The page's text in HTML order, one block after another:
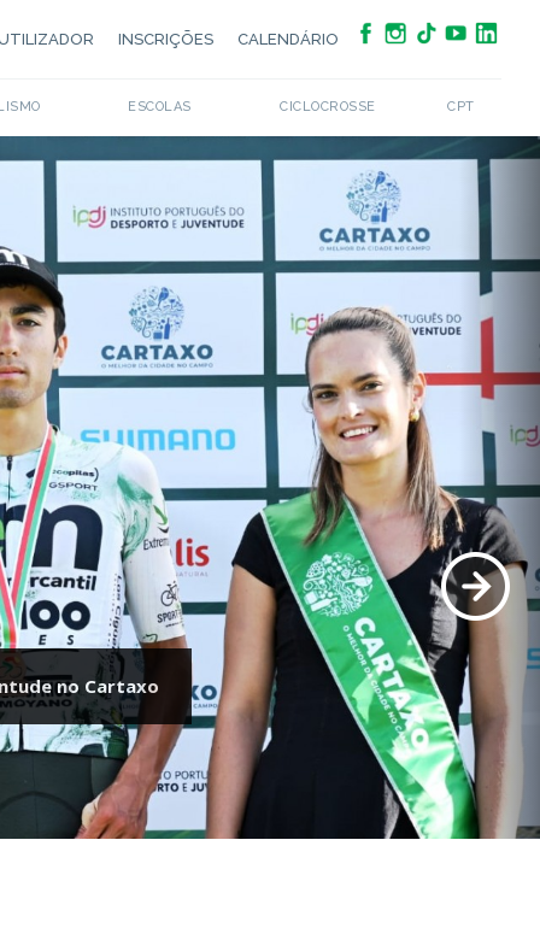
INSCRIÇÕES CALENDÁRIO
ESCOLAS CICLOCROSSE CPT
o Campeonato do
no Cartaxo